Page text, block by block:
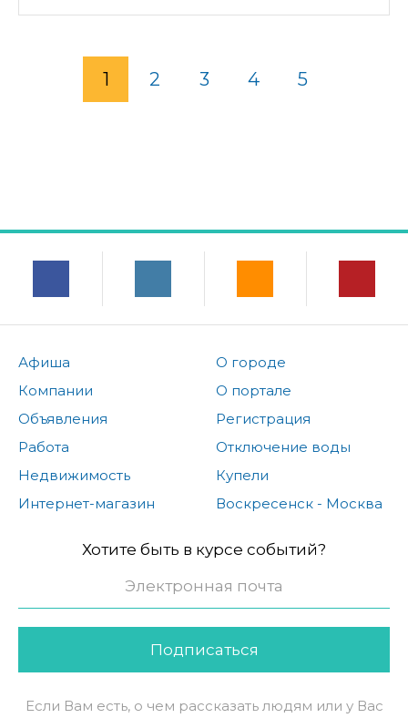
1 2 3 4 5
Афиша
Компании
Объявления
Работа
Недвижимость
Интернет-магазин
О городе
О портале
Регистрация
Отключение воды
Купели
Воскресенск - Москва
Хотите быть в курсе событий?
Подписаться
Если Вам есть, о чем рассказать людям или у Вас